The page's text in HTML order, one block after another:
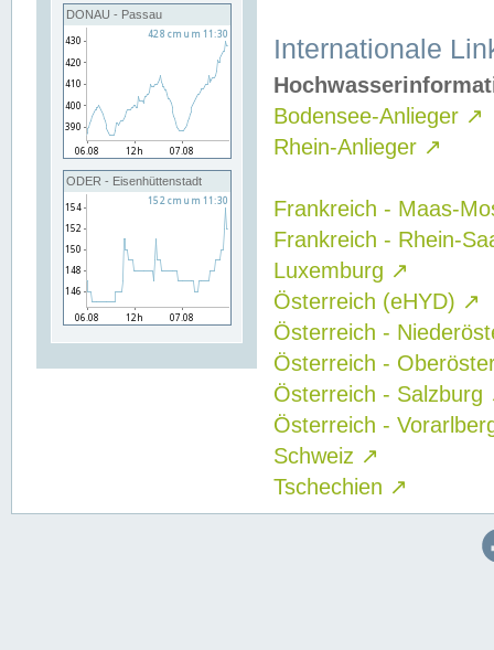
DONAU - Passau
ODER - Eisenhüttenstadt
Internationale
Bodensee-Anlieger ↗
Rhein-Anlieger ↗
Frankreich - Maas-
Frankreich - Rhein-
Luxemburg ↗
Österreich (eHYD) ↗
Österreich -
Österreich -
Österreich - Salzburg
Österreich -
Schweiz ↗
Tschechien ↗